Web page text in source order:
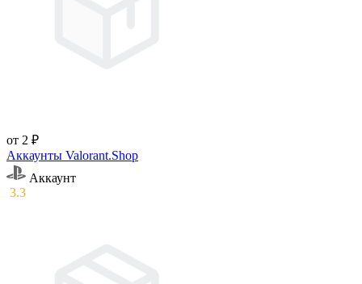
от 2 ₽
Аккаунты Valorant.Shop
Аккаунт
3.3